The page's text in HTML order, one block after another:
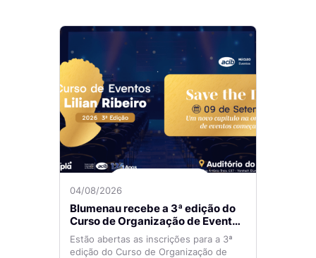
04/08/2026
Blumenau recebe a 3ª edição do
Curso de Organização de Eventos
Lilian Ribeiro
Estão abertas as inscrições para a 3ª
edição do Curso de Organização de